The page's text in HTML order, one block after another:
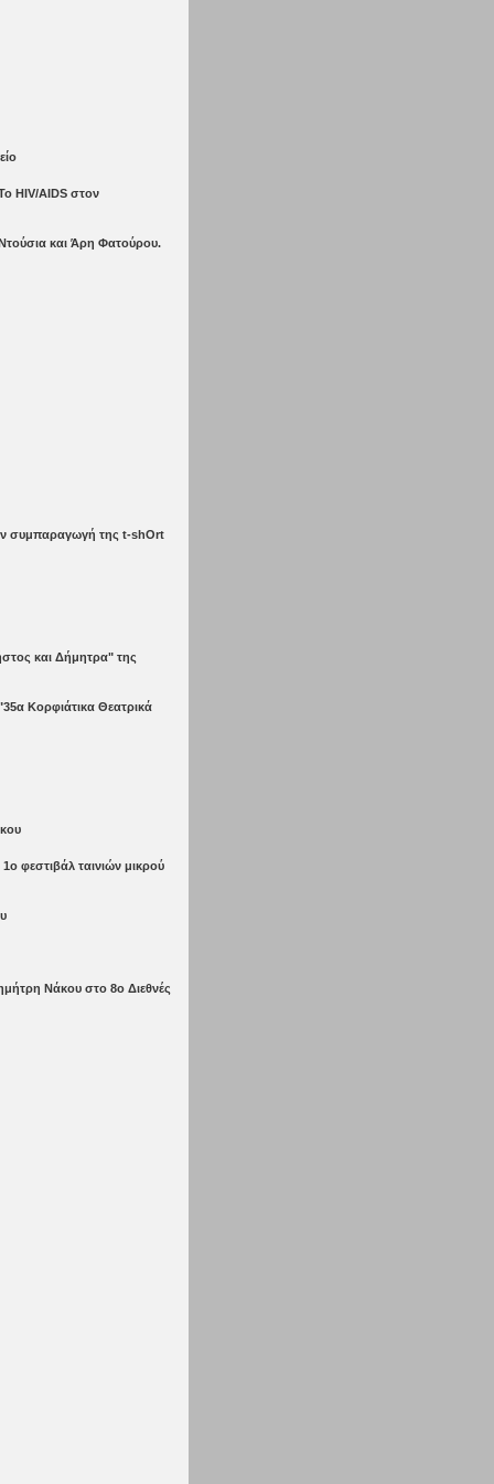
ΗIV/AIDS στον
και Άρη Φατούρου.
συμπαραγωγή της t-shOrt
και Δήμητρα" της
Κορφιάτικα Θεατρικά
φεστιβάλ ταινιών μικρού
Νάκου στο 8ο Διεθνές